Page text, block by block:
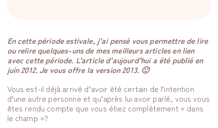
En cette période estivale, j’ai pensé vous permettre de lire
ou relire quelques-uns de mes meilleurs articles en lien
avec cette période. L’article d’aujourd’hui a été publié en
juin 2012. Je vous offre la version 2013. 🙂
Vous est-il déjà arrivé d’avoir été certain de l’intention
d’une autre personne et qu’après lui avoir parlé, vous vous
êtes rendu compte que vous étiez complètement « dans
le champ »?